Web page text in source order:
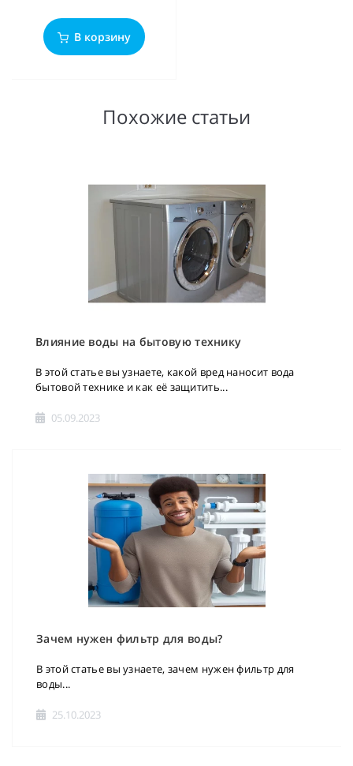
В корзину
Похожие статьи
Влияние воды на бытовую технику
В этой статье вы узнаете, какой вред наносит вода
бытовой технике и как её защитить...
05.09.2023
Зачем нужен фильтр для воды?
В этой статье вы узнаете, зачем нужен фильтр для
воды...
25.10.2023